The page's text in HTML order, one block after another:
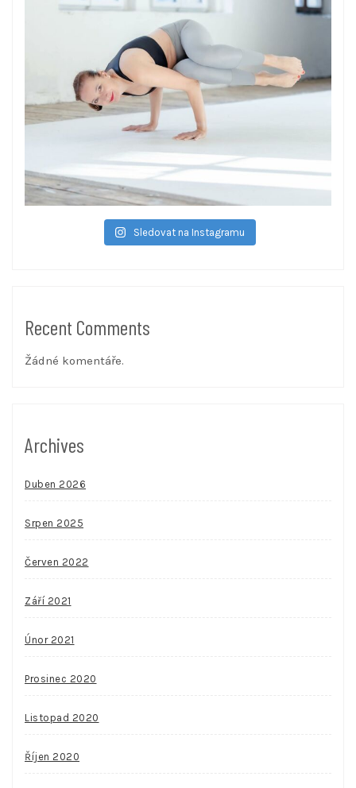
Sledovat na Instagramu
Recent Comments
Žádné komentáře.
Archives
Duben 2026
Srpen 2025
Červen 2022
Září 2021
Únor 2021
Prosinec 2020
Listopad 2020
Říjen 2020